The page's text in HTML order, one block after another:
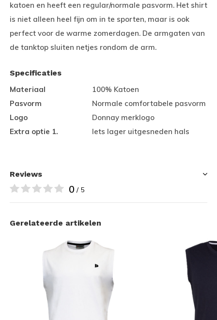
katoen en heeft een regular/normale pasvorm. Het shirt
is niet alleen heel fijn om in te sporten, maar is ook
perfect voor de warme zomerdagen. De armgaten van
de tanktop sluiten netjes rondom de arm.
Specificaties
Materiaal
100% Katoen
Pasvorm
Normale comfortabele pasvorm
Logo
Donnay merklogo
Extra optie 1.
Iets lager uitgesneden hals
Reviews
0 / 5
Gerelateerde artikelen